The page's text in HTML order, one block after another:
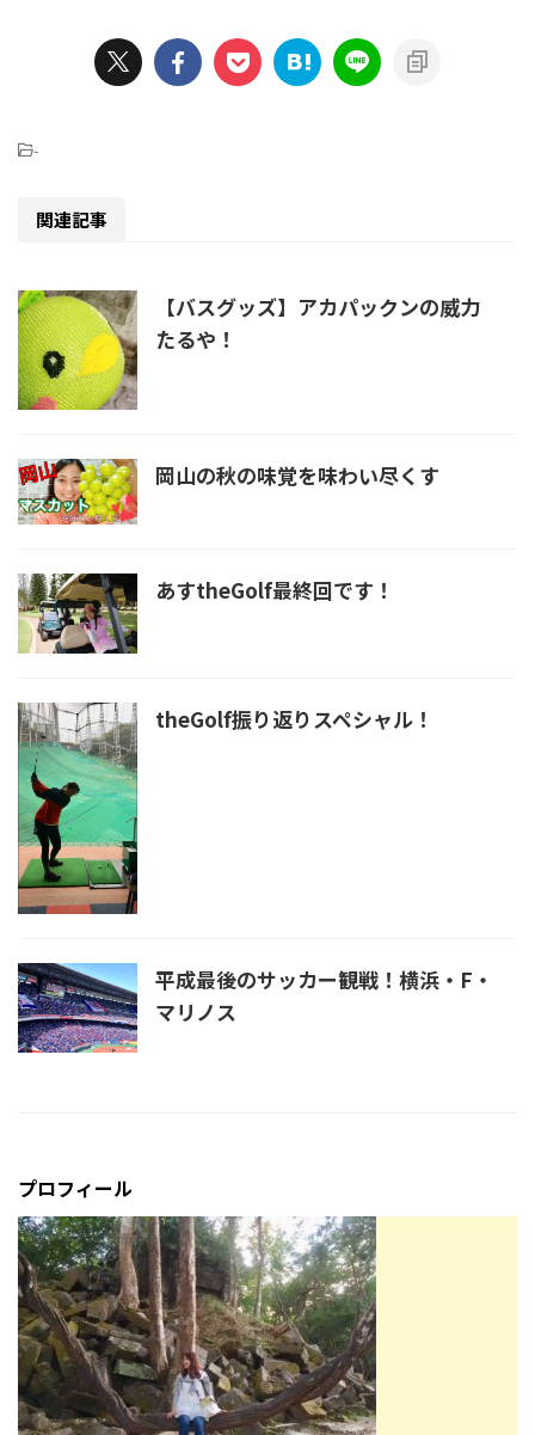
-
関連記事
【バスグッズ】アカパックンの威力
たるや！
岡山の秋の味覚を味わい尽くす
あすtheGolf最終回です！
theGolf振り返りスペシャル！
平成最後のサッカー観戦！横浜・F・
マリノス
プロフィール